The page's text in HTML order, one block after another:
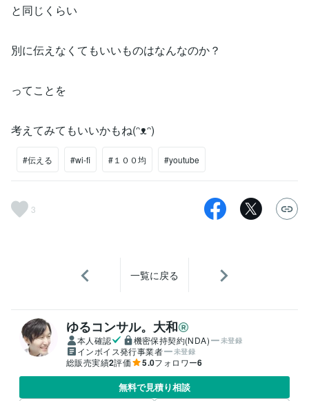
と同じくらい
別に伝えなくてもいいものはなんなのか？
ってことを
考えてみてもいいかもね(ᵔᴥᵔ)
#伝える #wi-fi #１００均 #youtube
3
一覧に戻る
ゆるコンサル。大和
本人確認 機密保持契約(NDA) 未登録
インボイス発行事業者 未登録
総販売実績2評価 5.0フォロワー6
無料で見積り相談